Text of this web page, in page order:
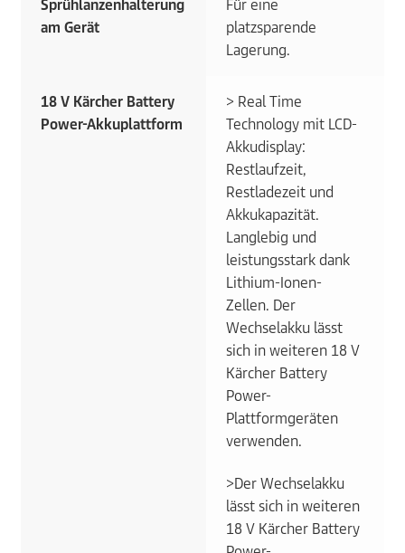
Sprühlanzenhalterung
am Gerät
Für eine
platzsparende
Lagerung.
18 V Kärcher Battery
Power-Akkuplattform
> Real Time
Technology mit LCD-
Akkudisplay:
Restlaufzeit,
Restladezeit und
Akkukapazität.
Langlebig und
leistungsstark dank
Lithium-Ionen-
Zellen. Der
Wechselakku lässt
sich in weiteren 18 V
Kärcher Battery
Power-
Plattformgeräten
verwenden.
>Der Wechselakku
lässt sich in weiteren
18 V Kärcher Battery